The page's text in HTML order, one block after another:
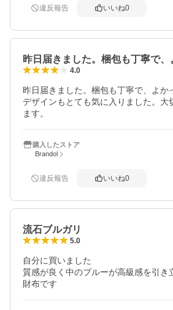
違反報告 いいね0
昨日届きました。梱包も丁寧で
4.0
昨日届きました。梱包も丁寧で、よか
デザインもとても気に入りました。大
ます。
購入したストア
Brandol
違反報告 いいね0
流石ブルガリ
5.0
自分に買いました
質感が良く中のブルーが高級感を引き
財布です